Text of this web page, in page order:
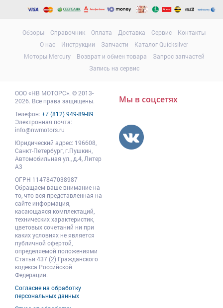
Обзоры Справочник Оплата Доставка Сервис
Контакты
О нас
Инструкции Запчасти
Каталог Quicksilver
Моторы Mercury
Возврат и обмен товара
Запрос запчастей
Запись на сервис
ООО«НВ МОТОРС» © 2013-
2026. Все права защищены.
Телефон: +7 (812) 949-89-89
Электронная почта:
info@nwmotors.ru
Юридический адрес: 196608
Санкт-Петербург, г.Пушкин
Автомобильная ул., д.4, Литер
А3
ОГРН 1147847038987
Обращаем ваше внимание на
то, что вся представленная на
сайте информация,
касающаяся комплектаций,
технических характеристик,
цветовых сочетаний ни при
каких условиях не является
публичной офертой,
определяемой положениями
Статьи 437 (2) Гражданского
кодекса Российской
Федерации.
Согласие на обработку
персональных данных
Мы в соцсетях